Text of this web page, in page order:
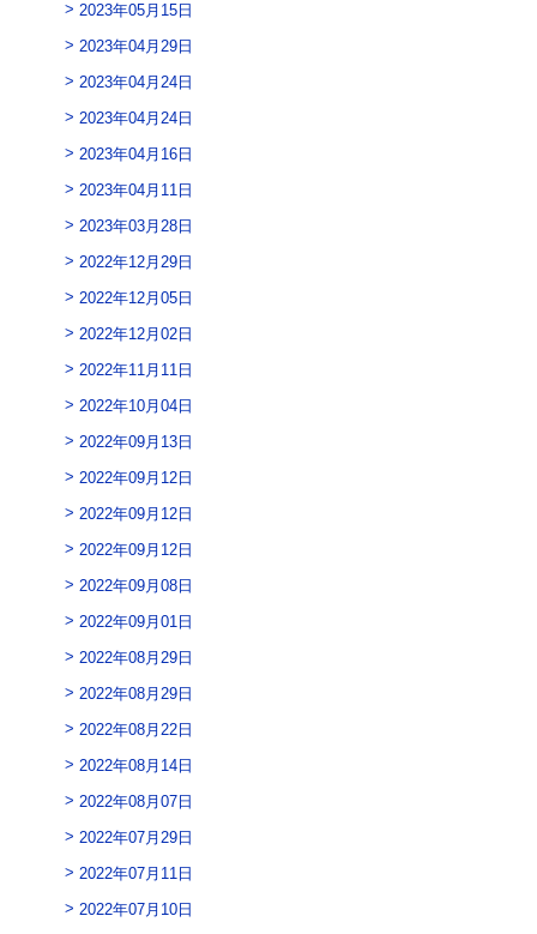
2023年05月15日
2023年04月29日
2023年04月24日
2023年04月24日
2023年04月16日
2023年04月11日
2023年03月28日
2022年12月29日
2022年12月05日
2022年12月02日
2022年11月11日
2022年10月04日
2022年09月13日
2022年09月12日
2022年09月12日
2022年09月12日
2022年09月08日
2022年09月01日
2022年08月29日
2022年08月29日
2022年08月22日
2022年08月14日
2022年08月07日
2022年07月29日
2022年07月11日
2022年07月10日